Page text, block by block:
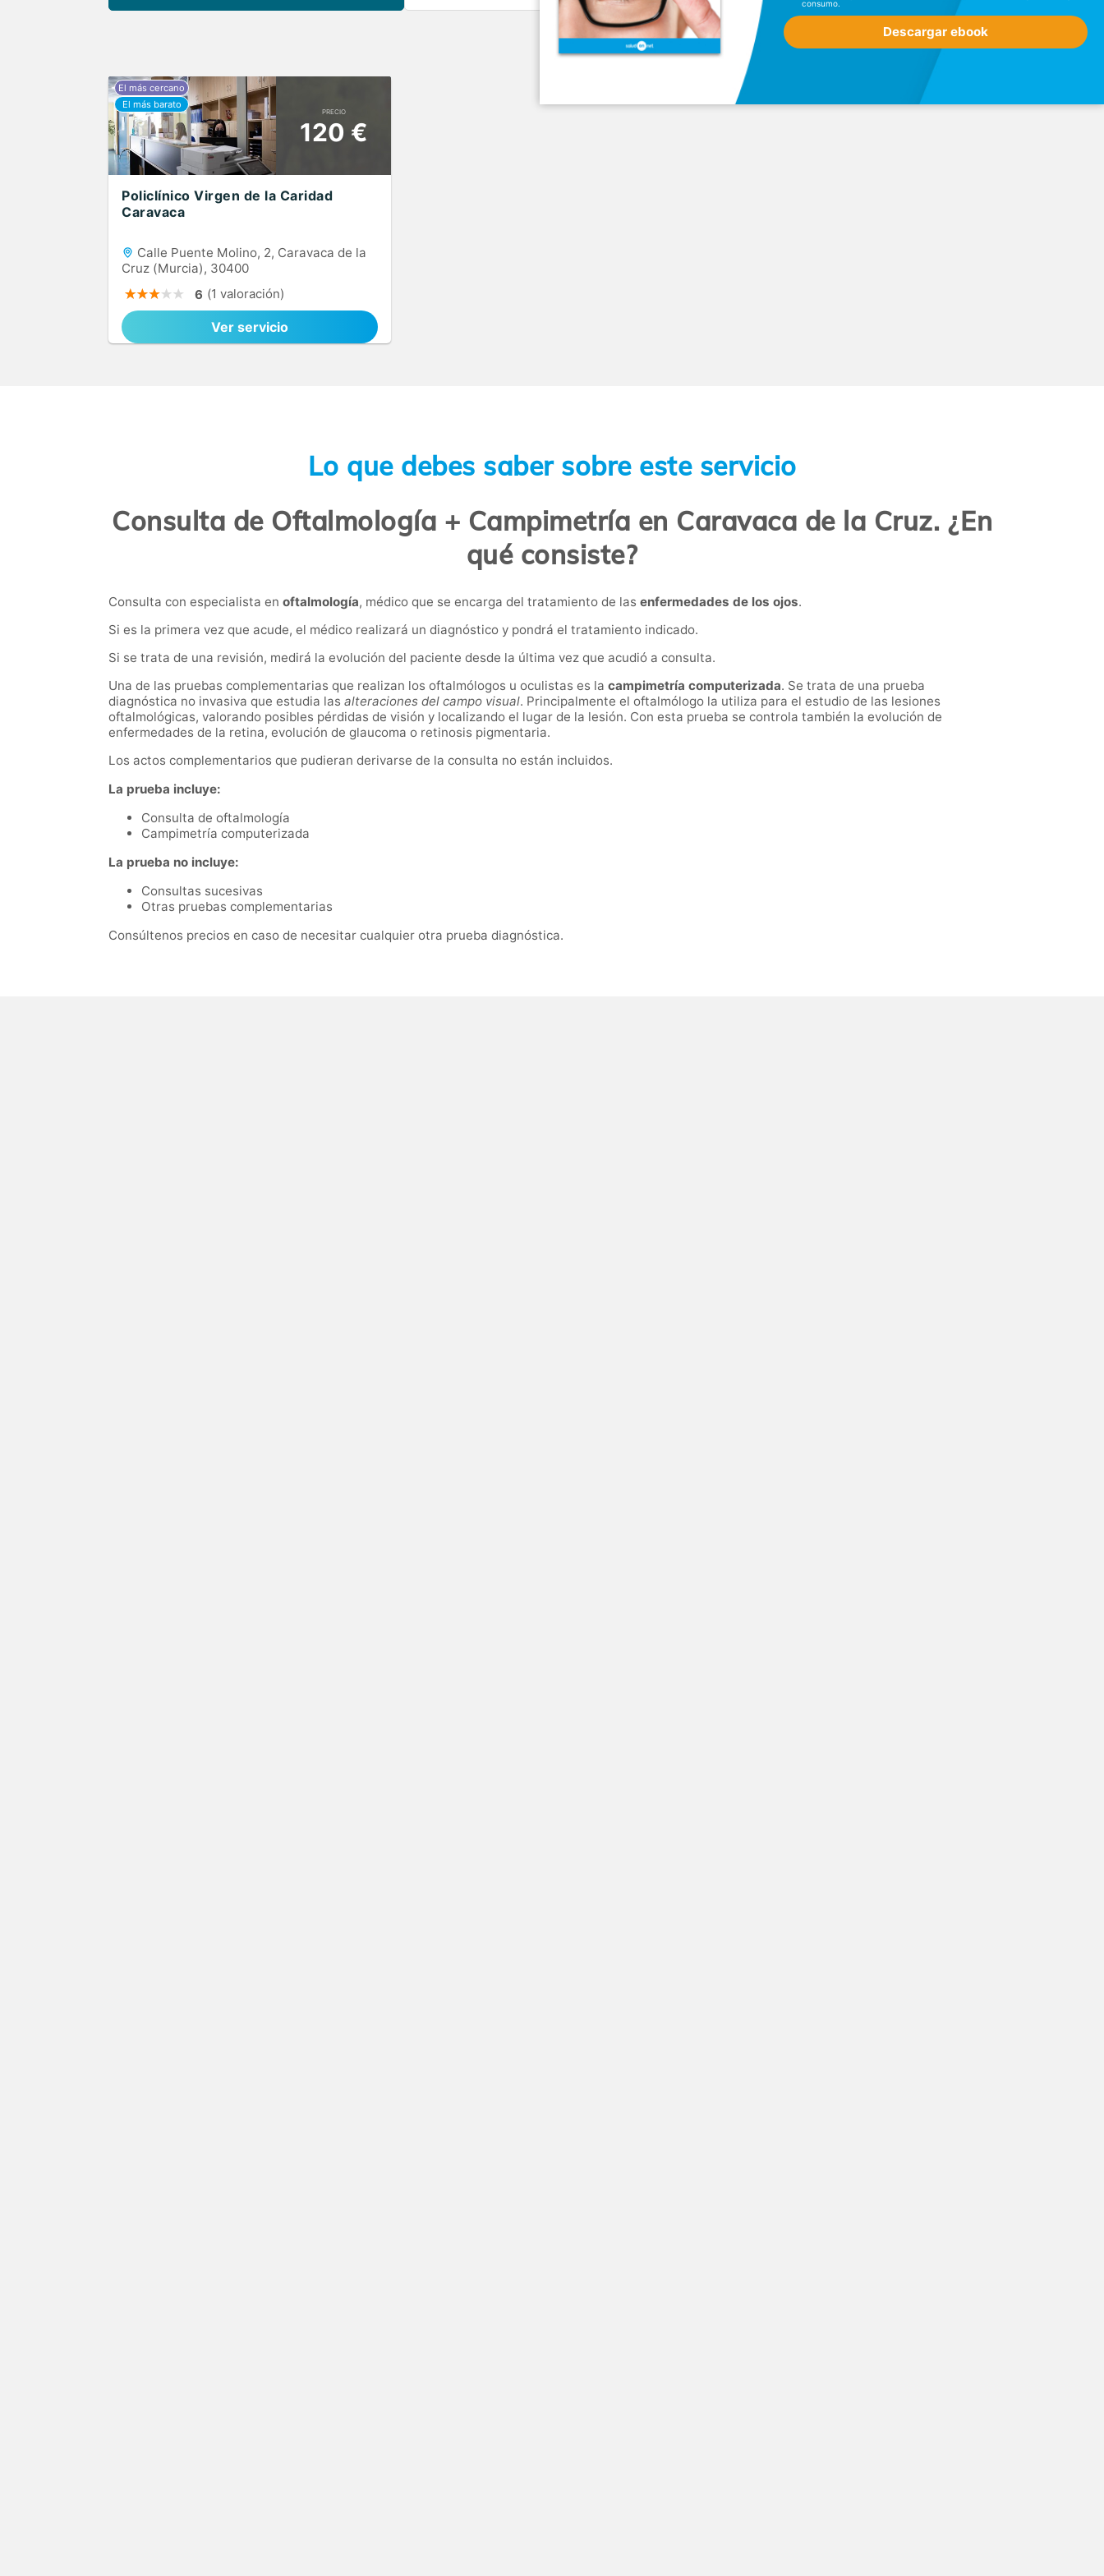
consumo.
Descargar ebook
Filtros
PRECIO
120 €
Policlínico Virgen de la Caridad
Caravaca
Calle Puente Molino, 2, Caravaca de la
Cruz (Murcia), 30400
6 (1 valoración)
Ver servicio
Lo que debes saber sobre este servicio
Consulta de Oftalmología + Campimetría en Caravaca de la Cruz. ¿En
qué consiste?
Consulta con especialista en oftalmología, médico que se encarga del tratamiento de las enfermedades de los ojos.
Si es la primera vez que acude, el médico realizará un diagnóstico y pondrá el tratamiento indicado.
Si se trata de una revisión, medirá la evolución del paciente desde la última vez que acudió a consulta.
Una de las pruebas complementarias que realizan los oftalmólogos u oculistas es la campimetría computerizada. Se trata de una prueba
diagnóstica no invasiva que estudia las alteraciones del campo visual. Principalmente el oftalmólogo la utiliza para el estudio de las lesiones
oftalmológicas, valorando posibles pérdidas de visión y localizando el lugar de la lesión. Con esta prueba se controla también la evolución de
enfermedades de la retina, evolución de glaucoma o retinosis pigmentaria.
Los actos complementarios que pudieran derivarse de la consulta no están incluidos.
La prueba incluye:
Consulta de oftalmología
Campimetría computerizada
La prueba no incluye:
Consultas sucesivas
Otras pruebas complementarias
Consúltenos precios en caso de necesitar cualquier otra prueba diagnóstica.